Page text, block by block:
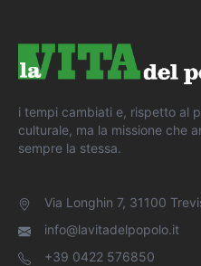
i tempi cambiati e, rispetto al
culturale, ma la missione che
sempre la stessa.
Via Longhin 7, 31100
info@lavitadelpopolo.it
+39 0422 576850